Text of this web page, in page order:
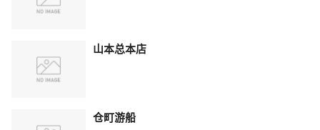
山本总本店
仓町游船